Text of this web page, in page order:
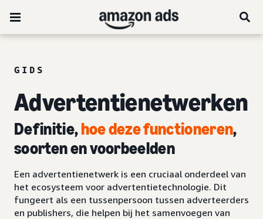
GIDS
Advertentienetwerken
Definitie,hoe deze functioneren,
soorten en voorbeelden
Een advertentienetwerk is een cruciaal onderdeel van
het ecosysteem voor advertentietechnologie. Dit
fungeert als een tussenpersoon tussen adverteerders
en publishers, die helpen bij het samenvoegen van